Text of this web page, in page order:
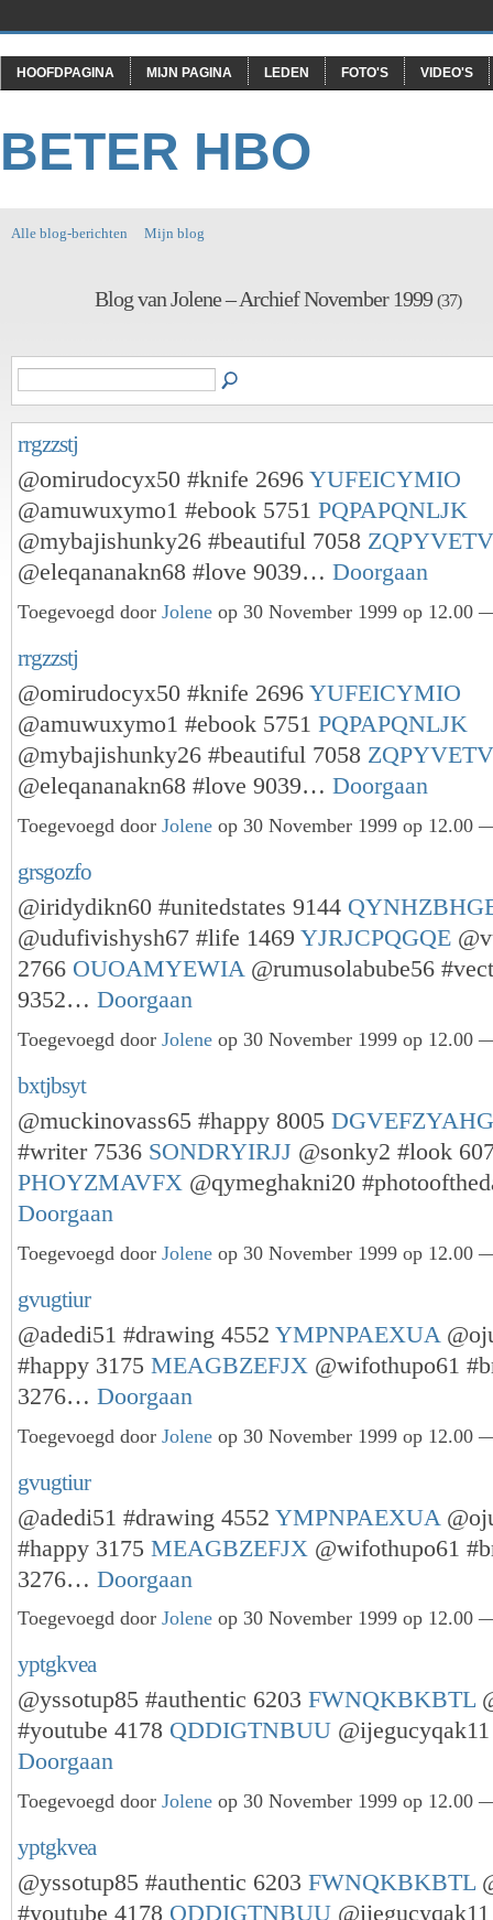
HOOFDPAGINA MIJN PAGINA LEDEN FOTO'S VIDEO'S
BETER HBO
Alle blog-berichten Mijn blog
Blog van Jolene – Archief November 1999(37)
rrgzzstj
@omirudocyx50 #knife 2696 YUFEICYMIO
@amuwuxymo1 #ebook 5751 PQPAPQNLJK
@mybajishunky26 #beautiful 7058
@eleqananakn68 #love 9039… Doorgaan
Toegevoegd door Jolene op 30 November 1999 op 12.00
rrgzzstj
@omirudocyx50 #knife 2696 YUFEICYMIO
@amuwuxymo1 #ebook 5751 PQPAPQNLJK
@mybajishunky26 #beautiful 7058
@eleqananakn68 #love 9039… Doorgaan
Toegevoegd door Jolene op 30 November 1999 op 12.00
grsgozfo
@iridydikn60 #unitedstates 9144
@udufivishysh67 #life 1469 YJRJCPQGQE
2766 OUOAMYEWIA@rumusolabube56
9352… Doorgaan
Toegevoegd door Jolene op 30 November 1999 op 12.00
bxtjbsyt
@muckinovass65 #happy 8005 DGVEFZYAHG
#writer 7536 SONDRYIRJJ @sonky2 #look
PHOYZMAVFX @qymeghakni20
Doorgaan
Toegevoegd door Jolene op 30 November 1999 op 12.00
gvugtiur
@adedi51 #drawing 4552 YMPNPAEXUA
#happy 3175 MEAGBZEFJX @wifothupo61
3276… Doorgaan
Toegevoegd door Jolene op 30 November 1999 op 12.00
gvugtiur
@adedi51 #drawing 4552 YMPNPAEXUA
#happy 3175 MEAGBZEFJX @wifothupo61
3276… Doorgaan
Toegevoegd door Jolene op 30 November 1999 op 12.00
yptgkvea
@yssotup85 #authentic 6203 FWNQKBKBTL
#youtube 4178 QDDIGTNBUU
Doorgaan
Toegevoegd door Jolene op 30 November 1999 op 12.00
yptgkvea
@yssotup85 #authentic 6203 FWNQKBKBTL
#youtube 4178 QDDIGTNBUU